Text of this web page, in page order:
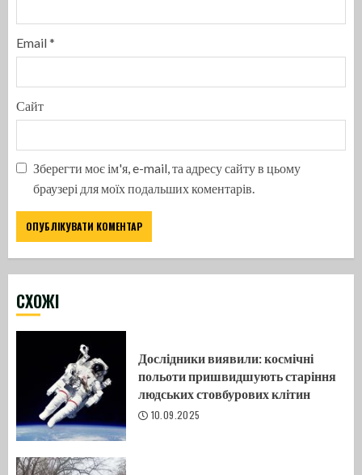
Email*
Сайт
Зберегти моє ім'я, e-mail, та адресу сайту в цьому
браузері для моїх подальших коментарів.
CХОЖІ
Дослідники виявили: космічні
польоти пришвидшують старіння
людських стовбурових клітин
10.09.2025